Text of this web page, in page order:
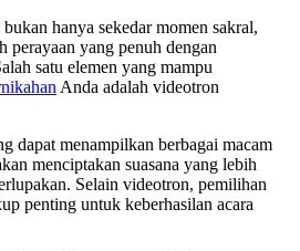
hanya sekedar momen sakral,
perayaan yang penuh dengan
satu elemen yang mampu
Anda adalah videotron
dapat menampilkan berbagai macam
menciptakan suasana yang lebih
Selain videotron, pemilihan
penting untuk keberhasilan acara